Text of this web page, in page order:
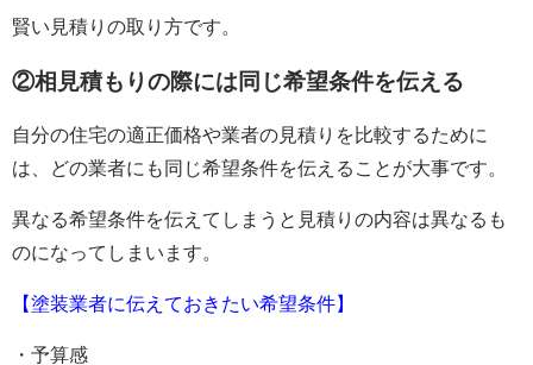
賢い見積りの取り方です。
②相見積もりの際には同じ希望条件を伝える
自分の住宅の適正価格や業者の見積りを比較するために
は、どの業者にも同じ希望条件を伝えることが大事です。
異なる希望条件を伝えてしまうと見積りの内容は異なるも
のになってしまいます。
【塗装業者に伝えておきたい希望条件】
・予算感